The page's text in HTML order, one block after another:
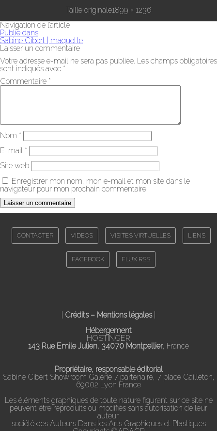
Taille originale1899 × 1236
Navigation de l’article
Publié dans
Sabine Cibert | maquette
Laisser un commentaire
Votre adresse e-mail ne sera pas publiée. Les champs obligatoires
sont indiqués avec *
Commentaire *
Nom *
E-mail *
Site web
Enregistrer mon nom, mon e-mail et mon site dans le
navigateur pour mon prochain commentaire.
CONTACTER VIDÉOS VISITES VIRTUELLES LIENS
FACEBOOK FLUX RSS
Crédits – Mentions légales|
Hébergement
HOSTINGER
143 Rue Emile Julien, 34070 Montpellier, France
Propriétaire, responsable éditorial
Sabine Cibert Showroom Galerie 7 partenaire, 7 place Gailleton,
69002 Lyon France
Les éléments graphiques de toute nature figurant sur ce site ne
peuvent être reproduits ou modifiés sans autorisation de leur
auteur.
société des Auteurs Dans les Arts Graphiques et Plastiques